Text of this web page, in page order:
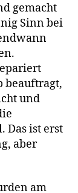
gemacht
Sinn bei
beauftragt,
und
Das ist erst
aber
am